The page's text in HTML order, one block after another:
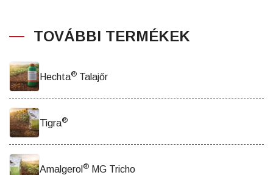
TOVÁBBI TERMÉKEK
Hechta® Talajőr
Tigra®
Amalgerol ® MG Tricho